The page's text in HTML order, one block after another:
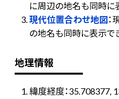
に周辺の地名も同時に
現代位置合わせ地図
の地名も同時に表示で
地理情報
緯度経度：35.708377,